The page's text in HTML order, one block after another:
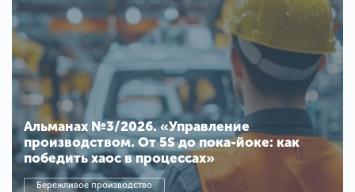
Альманах №3/2026. «Управление
производством. От 5S до пока-йоке: как
победить хаос в процессах»
Бережливое производство